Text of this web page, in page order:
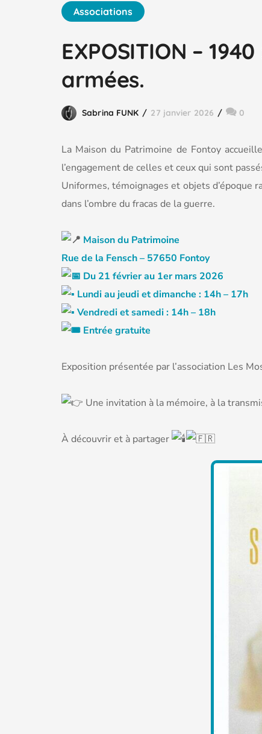
Associations
EXPOSITION –
armées.
Sabrina FUNK 27 janvier 2026 0
La Maison du Patrimoine de Fontoy
l’engagement de celles et ceux qui sont
Uniformes, témoignages et objets
dans l’ombre du fracas de la guerre.
Maison du Patrimoine
Rue de la Fensch – 57650 Fontoy
Du 21 février au 1er mars 2026
Lundi au jeudi et dimanche : 14h – 17h
Vendredi et samedi : 14h – 18h
Entrée gratuite
Exposition présentée par l’association Les
Une invitation à la mémoire, à la
À découvrir et à partager